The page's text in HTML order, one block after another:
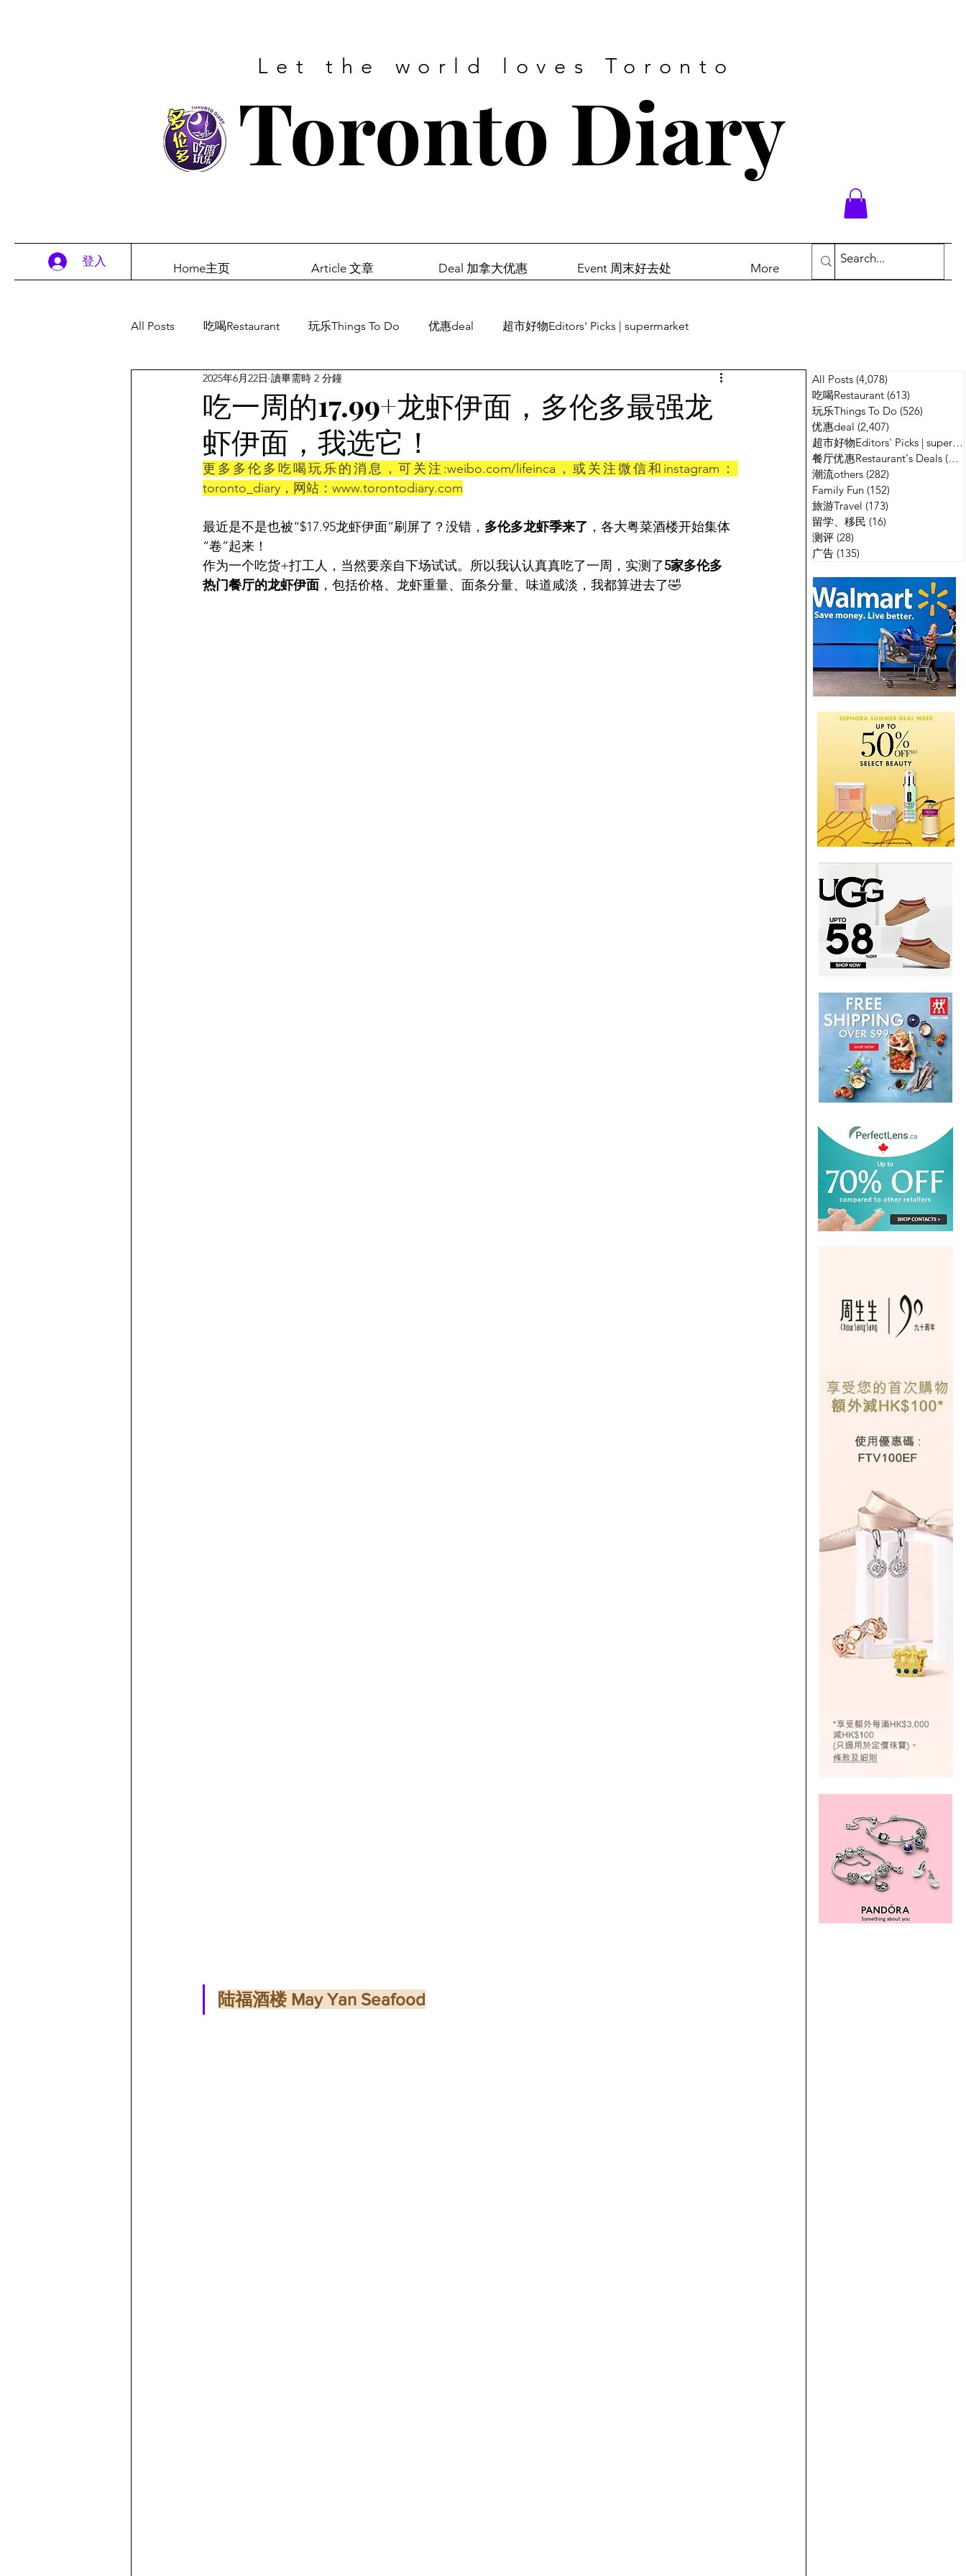
Let the world loves Toronto
Toronto Diary
登入 Home主页 Article 文章 Deal 加拿大优惠 Event 周末好去处 More
All Posts 吃喝Restaurant 玩乐Things To Do 优惠deal 超市好物Editors' Picks | supermarket
餐厅优惠Restaurant's Deals 潮流others 广告
吃一周的17.99+龙虾伊面，多伦多最强龙
虾伊面，我选它！
2025年6月22日 讀畢需時 2 分鐘
更多多伦多吃喝玩乐的消息，可关注:weibo.com/lifeinca，或关注微信和instagram：
toronto_diary，网站：www.torontodiary.com
最近是不是也被“$17.95龙虾伊面”刷屏了？没错， 多伦多龙虾季来了 ，各大粤菜酒楼开始集体
“卷”起来！
作为一个吃货+打工人，当然要亲自下场试试。所以我认认真真吃了一周，实测了5家多伦多
热门餐厅的龙虾伊面 ，包括价格、龙虾重量、面条分量、味道咸淡，我都算进去了🤣
陆福酒楼 May Yan Seafood
All Posts (4,078)
吃喝Restaurant (613)
玩乐Things To Do (526)
优惠deal (2,407)
超市好物Editors' Picks | supermarket
餐厅优惠Restaurant's Deals (134)
潮流others (282)
Family Fun (152)
旅游Travel (173)
留学、移民 (16)
测评 (28)
广告 (135)